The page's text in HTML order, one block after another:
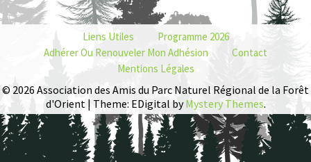
Liens Utiles
Programme 2026
Adhérer Ou Renouveler Mon Adhésion
Contact
Mentions Légales
© 2026 Association des Amis du Parc Naturel Régional de la Forêt
d'Orient | Theme: EDigital byMystery Themes.